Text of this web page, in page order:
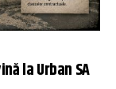
la Urban SA